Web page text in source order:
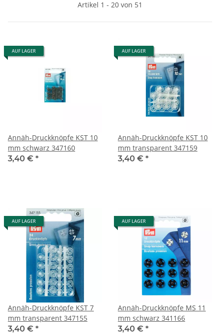
Artikel 1 - 20 von 51
AUF LAGER
Annäh-Druckknöpfe KST 10
mm schwarz 347160
3,40 € *
AUF LAGER
Annäh-Druckknöpfe KST 10
mm transparent 347159
3,40 € *
AUF LAGER
Annäh-Druckknöpfe KST 7
mm transparent 347155
3,40 € *
AUF LAGER
Annäh-Druckknöpfe MS 11
mm schwarz 341166
3,40 € *